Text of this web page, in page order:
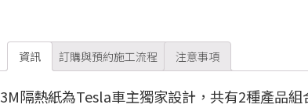
資訊 訂購與預約施工流程 注意事項
3M隔熱紙為Tesla車主獨家設計，共有2種產品